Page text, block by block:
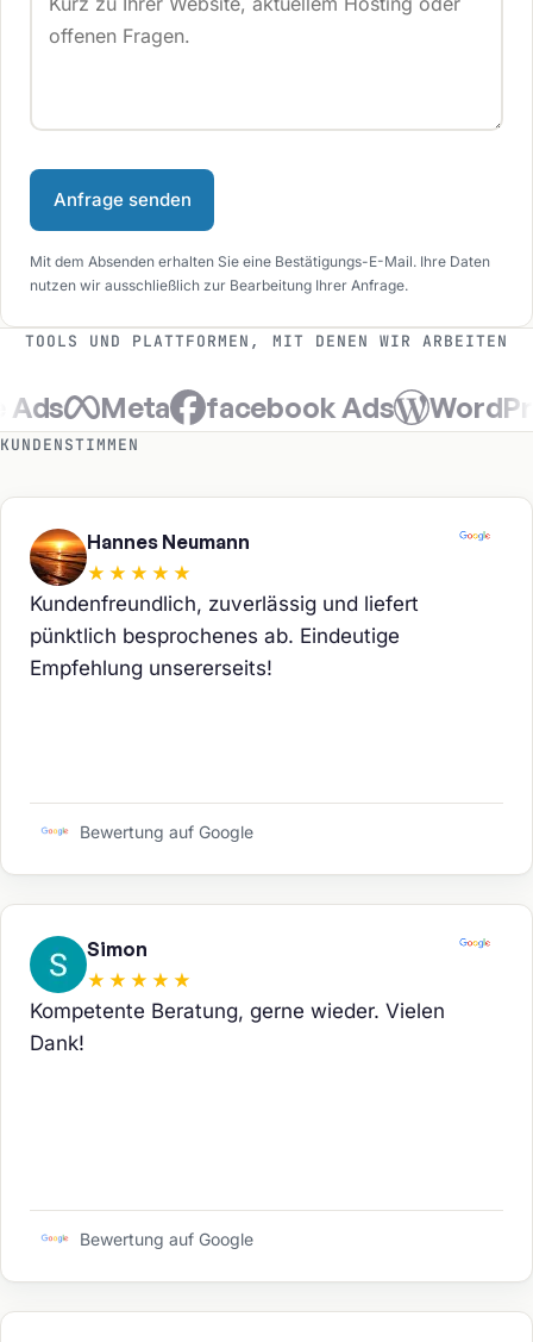
Anfrage senden
Mit dem Absenden erhalten Sie eine Bestätigungs-E-Mail. Ihre Daten
nutzen wir ausschließlich zur Bearbeitung Ihrer Anfrage.
TOOLS UND PLATTFORMEN, MIT DENEN WIR ARBEITEN
Meta facebook Ads
KUNDENSTIMMEN
Hannes Neumann
★★★★★
Kundenfreundlich, zuverlässig und liefert
pünktlich besprochenes ab. Eindeutige
Empfehlung unsererseits!
Bewertung auf Google
Simon
★★★★★
Kompetente Beratung, gerne wieder. Vielen
Dank!
Bewertung auf Google